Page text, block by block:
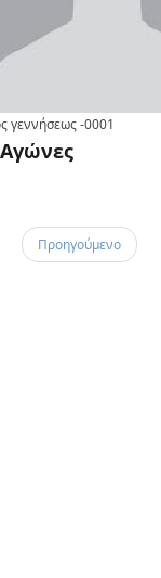
γεννήσεως-0001
Αγώνες
Προηγούμενο